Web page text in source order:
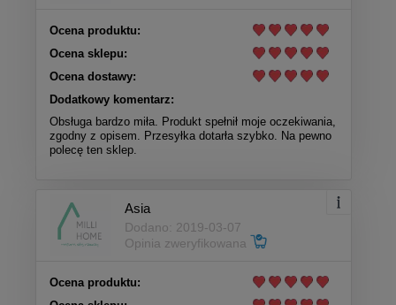
Ocena produktu:
Ocena sklepu:
Ocena dostawy:
Dodatkowy komentarz:
Obsługa bardzo miła. Produkt spełnił moje oczekiwania,
zgodny z opisem. Przesyłka dotarła szybko. Na pewno
polecę ten sklep.
Asia
Dodano: 2019-03-07
Opinia zweryfikowana
Ocena produktu: